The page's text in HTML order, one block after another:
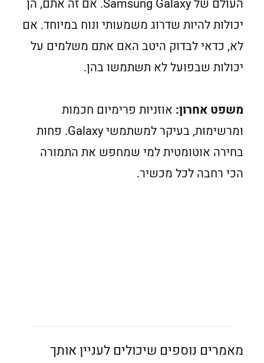
העולם של Samsung Galaxy. אם זה אתם, הן
יכולות להיות שדרוג משמעותי ונוח במיוחד. אם
לא, כדאי לבדוק היטב האם אתם משלמים על
יכולות שבפועל לא תשתמשו בהן.
משפט אחרון: אוזניות פרימיום חכמות
ומרשימות, בעיקר למשתמשי Galaxy. פחות
בחירה אוטומטית למי שמחפש את התמורה
הכי רחבה לכל מכשיר.
מאמרים נוספים שיכולים לעניין אותך